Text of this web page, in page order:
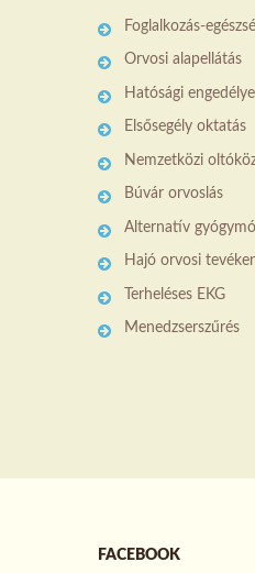
Foglalkozás-
Orvosi alapellátás
Hatósági
Elsősegély oktatás
Nemzetközi
Búvár orvoslás
Alternatív
Hajó orvosi
Terheléses EKG
Menedzserszűrés
FACEBOOK